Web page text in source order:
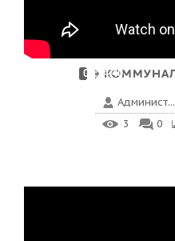
00:24:40
Админист...
3
0